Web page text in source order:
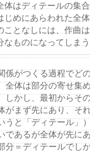
体はディテールの集
じめにあらわれた全
ことなしには、作曲
なものになってしま
係がつくる過程でど
全体は部分の寄せ集
しかし、最初からそ
がまず先にあり、そ
うと「ディテール」
であるが全体が先に
分＝ディテールでし